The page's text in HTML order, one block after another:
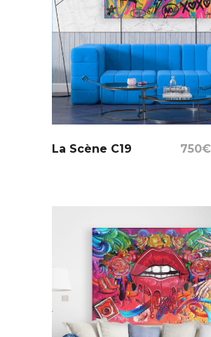
Select Options
La Scène C19 750€